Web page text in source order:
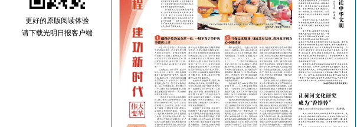
更好的原版阅读体验
请下载光明日报客户端